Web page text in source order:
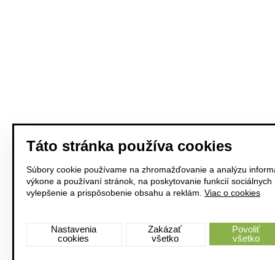
Táto stránka používa cookies
Súbory cookie používame na zhromažďovanie a analýzu
výkone a používaní stránok, na poskytovanie funkcií sociálnych
vylepšenie a prispôsobenie obsahu a reklám. Viac o cookies
Nastavenia
cookies
Zakázať
všetko
Povoliť
všetko